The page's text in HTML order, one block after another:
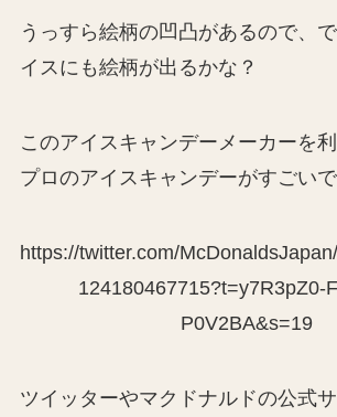
うっすら絵柄の凹凸があるので、
イスにも絵柄が出るかな？
このアイスキャンデーメーカーを
プロのアイスキャンデーがすごいで
https://twitter.com/
124180467715?t=y7R3pZ0-
P0V2BA&s=19
ツイッターやマクドナルドの公式